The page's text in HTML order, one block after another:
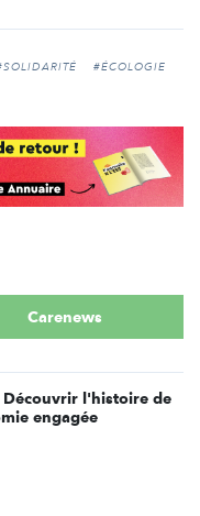
#ÉCOLOGIE
Carenews
Découvrir l'histoire de
engagée